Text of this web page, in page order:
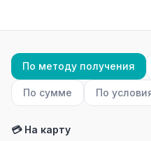
По методу получения
По сумме По
💳 На карту